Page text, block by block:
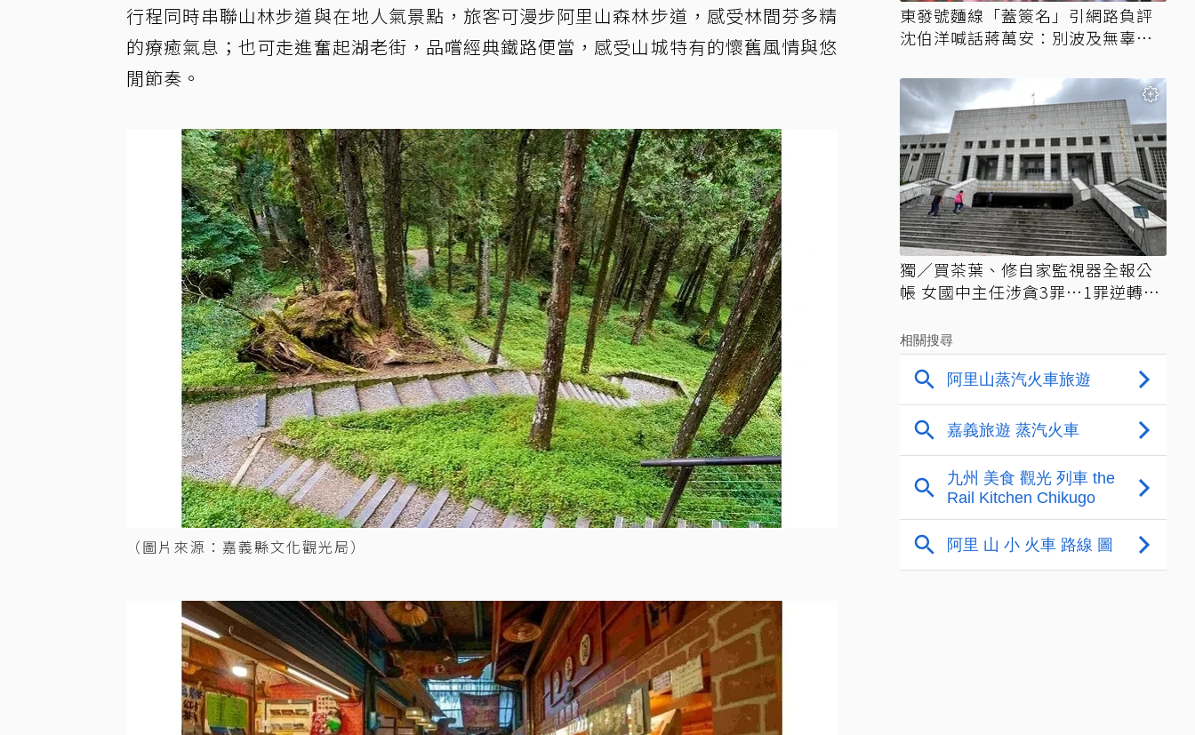
行程同時串聯山林步道與在地人氣景點，旅客可漫步阿里山森林步道，感受林間芬多精
的療癒氣息；也可走進奮起湖老街，品嚐經典鐵路便當，感受山城特有的懷舊風情與悠
閒節奏。
（圖片來源：嘉義縣文化觀光局）
東發號麵線「蓋簽名」引網路負評
沈伯洋喊話蔣萬安：別波及無辜店
獨／買茶葉、修自家監視器全報公
帳 女國中主任涉貪3罪…1罪逆轉無